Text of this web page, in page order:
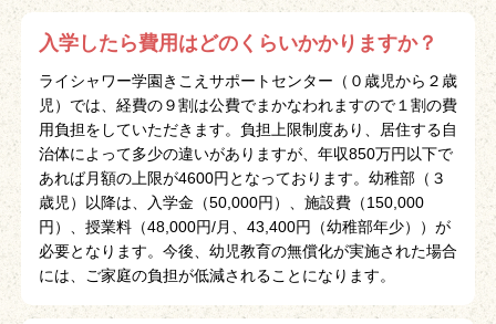
入学したら費用はどのくらいかかりますか？
ライシャワー学園きこえサポートセンター（０歳児から２歳
児）では、経費の９割は公費でまかなわれますので１割の費
用負担をしていただきます。負担上限制度あり、居住する自
治体によって多少の違いがありますが、年収850万円以下で
あれば月額の上限が4600円となっております。幼稚部（３
歳児）以降は、入学金（50,000円）、施設費（150,000
円）、授業料（48,000円/月、43,400円（幼稚部年少））が
必要となります。今後、幼児教育の無償化が実施された場合
には、ご家庭の負担が低減されることになります。